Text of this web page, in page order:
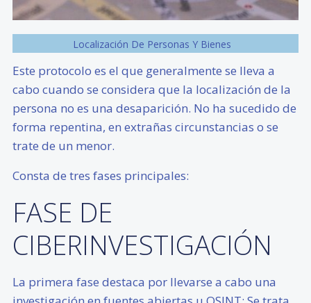
Localización De Personas Y Bienes
Este protocolo es el que generalmente se lleva a
cabo cuando se considera que la localización de la
persona no es una desaparición. No ha sucedido de
forma repentina, en extrañas circunstancias o se
trate de un menor.
Consta de tres fases principales:
FASE DE
CIBERINVESTIGACIÓN
La primera fase destaca por llevarse a cabo una